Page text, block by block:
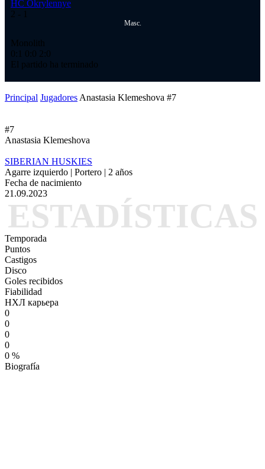
HC Okrylennye
2 - 1
Masc.
Monolith
0:1 0:0 2:0
El partido ha terminado
Principal Jugadores Anastasia Klemeshova #7
#7
Anastasia Klemeshova
SIBERIAN HUSKIES
Agarre izquierdo | Portero | 2 años
Fecha de nacimiento
21.09.2023
ESTADÍSTICAS
Temporada
Puntos
Castigos
Disco
Goles recibidos
Fiabilidad
НХЛ карьера
0
0
0
0
0 %
Biografía